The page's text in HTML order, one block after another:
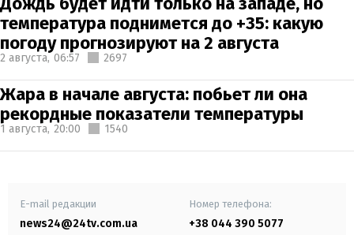
температура поднимется до +35: какую
погоду прогнозируют на 2 августа
2 августа, 06:57 2697
Жара в начале августа: побьет ли она
рекордные показатели температуры
1 августа, 20:00 1540
E-mail редакции
news24@24tv.com.ua
Номер телефона:
+38 044 390 5077